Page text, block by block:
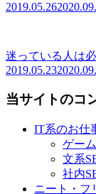
2019.05.26
迷っている人は
2019.05.23
当サイトのコ
IT系のお仕
ゲー
文系
社内
ニート・フ